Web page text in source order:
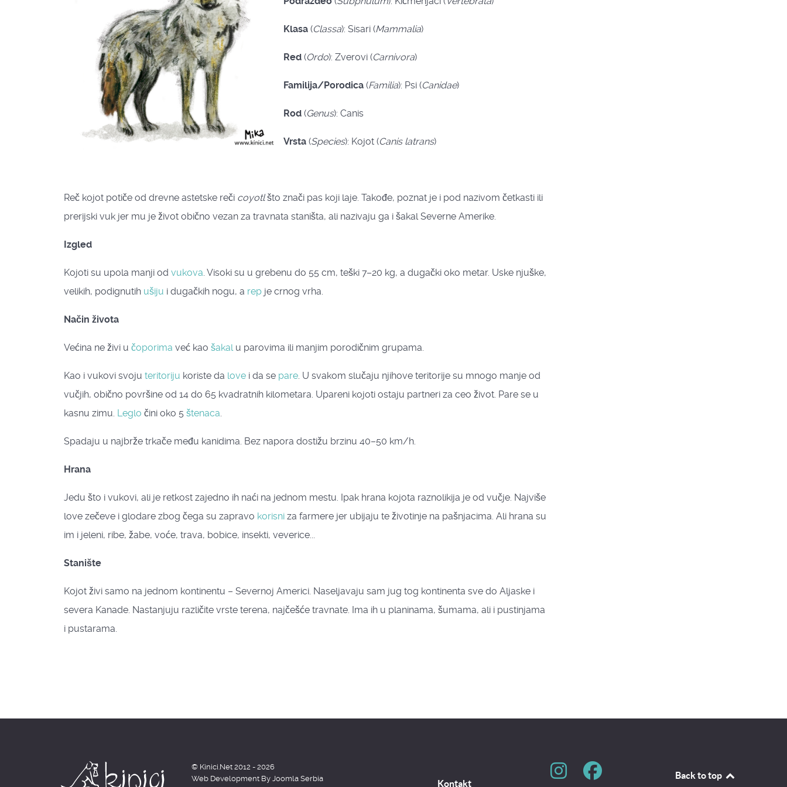
Klasa (Classa): Sisari (Mammalia)
Red (Ordo): Zverovi (Carnivora)
Familija/Porodica (Familia): Psi (Canidae)
Rod (Genus): Canis
Vrsta (Species): Kojot (Canis latrans)
Reč kojot potiče od drevne astetske reči coyotlšto znači pas koji laje. Takođe, poznat je i pod nazivom četkasti ili
prerijski vuk jer mu je život obično vezan za travnata staništa, ali nazivaju ga i šakal Severne Amerike.
Izgled
Kojoti su upola manji od vukova. Visoki su u grebenu do 55 cm, teški 7–20 kg, a dugački oko metar. Uske njuške,
velikih, podignutih ušiju i dugačkih nogu, a rep je crnog vrha.
Način života
Većina ne živi u čoporima već kao šakalu parovima ili manjim porodičnim grupama.
Kao i vukovi svoju teritoriju koriste da love i da se pare. U svakom slučaju njihove teritorije su mnogo manje od
vučjih, obično površine od 14 do 65 kvadratnih kilometara. Upareni kojoti ostaju partneri za ceo život. Pare se u
kasnu zimu. Leglo čini oko 5 štenaca.
Spadaju u najbrže trkače među kanidima. Bez napora dostižu brzinu 40–50 km/h.
Hrana
Jedu što i vukovi, ali je retkost zajedno ih naći na jednom mestu. Ipak hrana kojota raznolikija je od vučje. Najviše
love zečeve i glodare zbog čega su zapravo korisni za farmere jer ubijaju te životinje na pašnjacima. Ali hrana su
im i jeleni, ribe, žabe, voće, trava, bobice, insekti, veverice...
Stanište
Kojot živi samo na jednom kontinentu – Severnoj Americi. Naseljavaju sam jug tog kontinenta sve do Aljaske i
severa Kanade. Nastanjuju različite vrste terena, najčešće travnate. Ima ih u planinama, šumama, ali i pustinjama
i pustarama.
© Kinici.Net 2012 - 2026
Web Development By Joomla Serbia Kontakt
Back to top